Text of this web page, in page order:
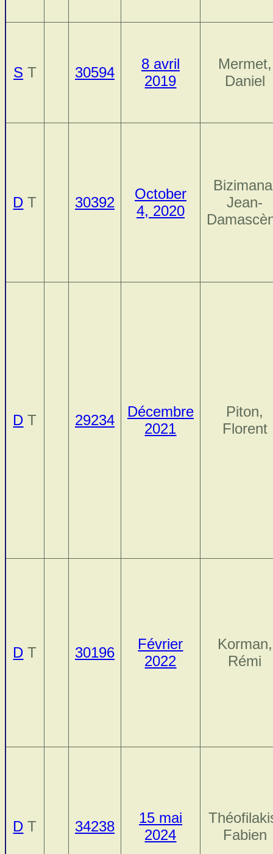
S T 30594
8 avril
2019
Mermet,
Daniel
D T 30392
October
4, 2020
Jean-
D T 29234
Décembre
2021
Piton,
Florent
D T 30196
Février
2022
Korman,
Rémi
D T 34238
15 mai
2024
Fabien